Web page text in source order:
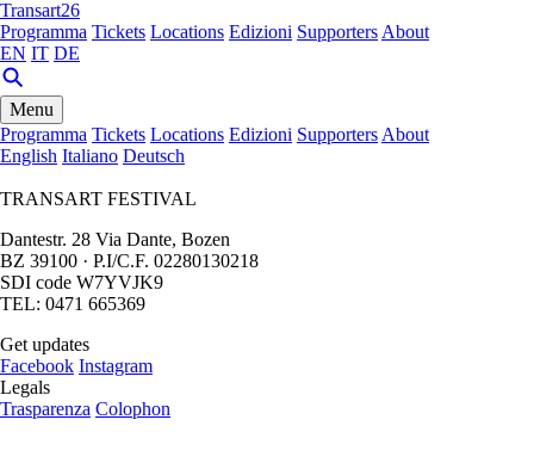
Transart26
Programma Tickets Locations Edizioni Supporters About
EN IT DE
Menu
Programma Tickets Locations Edizioni Supporters About
English Italiano Deutsch
TRANSART FESTIVAL
Dantestr. 28 Via Dante, Bozen
BZ 39100 · P.I/C.F. 02280130218
SDI code W7YVJK9
TEL: 0471 665369
Get updates
Facebook Instagram
Legals
Trasparenza Colophon